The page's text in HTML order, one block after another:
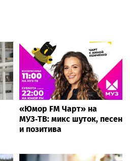
«Юмор FM Чарт» на
МУЗ‑ТВ: микс шуток, песен
и позитива